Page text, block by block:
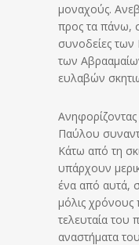
μοναχούς.
προς τα πάνω,
συνοδείες
των
ευλαβών
Παύλου
Κάτω από τη
υπάρχουν
ένα από αυτά,
μόλις
τελευταία του
αναστήματα